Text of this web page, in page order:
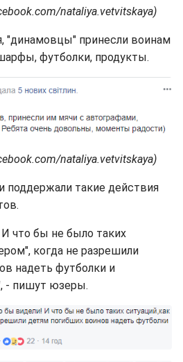
nataliya.vetvitskaya)
"динамовцы" принесли воинам
футболки, продукты.
nataliya.vetvitskaya)
поддержали такие действия
что бы не было таких
когда не разрешили
надеть футболки и
- пишут юзеры.